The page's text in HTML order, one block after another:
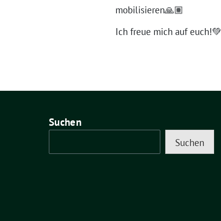
mobilisieren🙏🏽
Ich freue mich auf euch!💚
Suchen
Suchen